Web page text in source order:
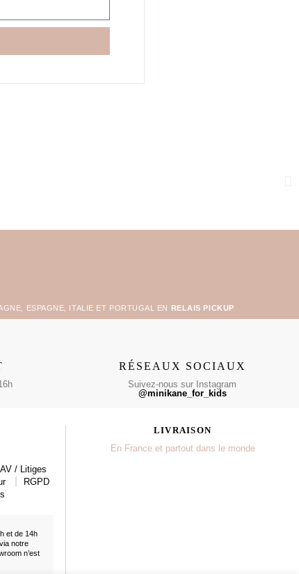
ESPAGNE, ITALIE ET PORTUGAL EN RELAIS PICKUP
RÉSEAUX SOCIAUX
Suivez-nous sur Instagram
@minikane_for_kids
/ Litiges
RGPD
et de 14h
via notre
n’est
LIVRAISON
En France et partout dans le monde